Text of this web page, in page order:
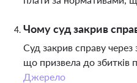
Чому суд закрив
Суд закрив справу через
що призвела до збитків
Джерело